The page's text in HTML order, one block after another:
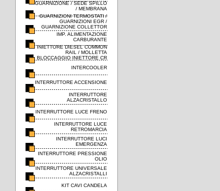
GUARNIZIONE / SEDE SPILLO
/ MEMBRANA
GUARNIZIONI TERMOSTATI /
GUARNIZIONI EGR /
GUARNIZIONE COLLETTOR
IMP. ALIMENTAZIONE
CARBURANTE
INIETTORE DIESEL COMMON
RAIL / MOLLETTA
BLOCCAGGIO INIETTORE CR
INTERCOOLER
INTERRUTTORE ACCENSIONE
INTERRUTTORE
ALZACRISTALLO
INTERRUTTORE LUCE FRENO
INTERRUTTORE LUCE
RETROMARCIA
INTERRUTTORE LUCI
EMERGENZA
INTERRUTTORE PRESSIONE
OLIO
INTERRUTTORE UNIVERSALE
ALZACRISTALLI
KIT CAVI CANDELA